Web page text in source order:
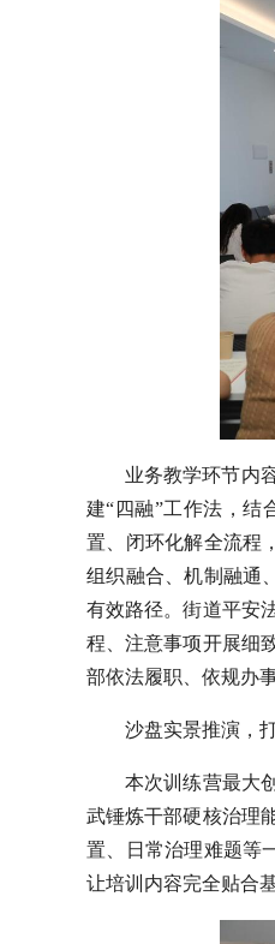
业务教学环节内
建“四融”工作法，结
置、闭环化解全流程
组织融合、机制融通
有效路径。街道平安
程、注意事项开展细
部依法履职、依规办
沙盘实景推演，
本次训练营最大
武锤炼干部硬核治理
置、日常治理难题等
让培训内容完全贴合